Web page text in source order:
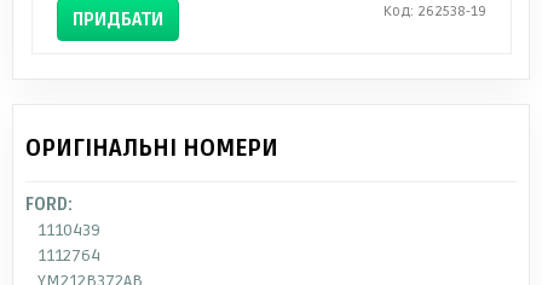
ПРИДБАТИ Код: 262538-19
ОРИГІНАЛЬНІ НОМЕРИ
FORD:
1110439
1112764
YM212B372AB